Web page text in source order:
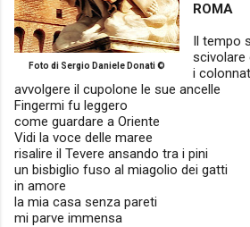
Foto di Sergio Daniele Donati ©
ROMA
Il tempo
scivolare
i
avvolgere il cupolone le sue ancelle
Fingermi fu leggero
come guardare a Oriente
Vidi la voce delle maree
risalire il Tevere ansando tra i pini
un bisbiglio fuso al miagolio dei gatti
in amore
la mia casa senza pareti
mi parve immensa